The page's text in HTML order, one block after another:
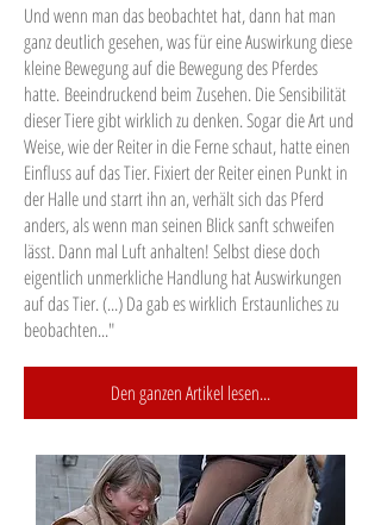
Und wenn man das beobachtet hat, dann hat man
ganz deutlich gesehen, was für eine Auswirkung diese
kleine Bewegung auf die Bewegung des Pferdes
hatte. Beeindruckend beim Zusehen. Die Sensibilität
dieser Tiere gibt wirklich zu denken. Sogar die Art und
Weise, wie der Reiter in die Ferne schaut, hatte einen
Einfluss auf das Tier. Fixiert der Reiter einen Punkt in
der Halle und starrt ihn an, verhält sich das Pferd
anders, als wenn man seinen Blick sanft schweifen
lässt. Dann mal Luft anhalten! Selbst diese doch
eigentlich unmerkliche Handlung hat Auswirkungen
auf das Tier. (...) Da gab es wirklich Erstaunliches zu
beobachten..."
Den ganzen Artikel lesen...